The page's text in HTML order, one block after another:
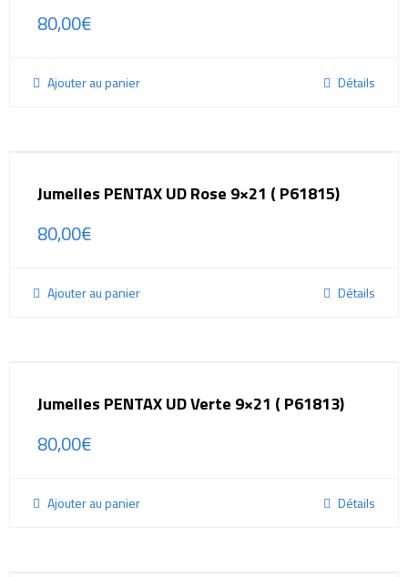
80,00€
Ajouter au panier Détails
Jumelles PENTAX UD Rose 9×21 ( P61815)
80,00€
Ajouter au panier Détails
Jumelles PENTAX UD Verte 9×21 ( P61813)
80,00€
Ajouter au panier Détails